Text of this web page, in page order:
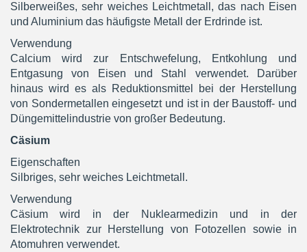
Silberweißes, sehr weiches Leichtmetall, das nach Eisen
und Aluminium das häufigste Metall der Erdrinde ist.
Verwendung
Calcium wird zur Entschwefelung, Entkohlung und
Entgasung von Eisen und Stahl verwendet. Darüber
hinaus wird es als Reduktionsmittel bei der Herstellung
von Sondermetallen eingesetzt und ist in der Baustoff- und
Düngemittelindustrie von großer Bedeutung.
Cäsium
Eigenschaften
Silbriges, sehr weiches Leichtmetall.
Verwendung
Cäsium wird in der Nuklearmedizin und in der
Elektrotechnik zur Herstellung von Fotozellen sowie in
Atomuhren verwendet.